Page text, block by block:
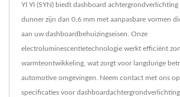
YI YI (SYN) biedt dashboard achtergrondverlichting
dunner zijn dan 0,6 mm met aanpasbare vormen
aan uw dashboardbehuizingseisen. Onze
electroluminescentietechnologie werkt efficiënt
warmteontwikkeling, wat zorgt voor langdurige
automotive omgevingen. Neem contact met ons
specificaties voor